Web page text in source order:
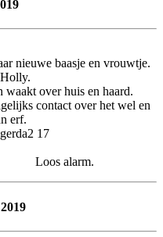
nieuwe baasje en vrouwtje.
waakt over huis en haard.
contact over het wel en
erf.
wat?